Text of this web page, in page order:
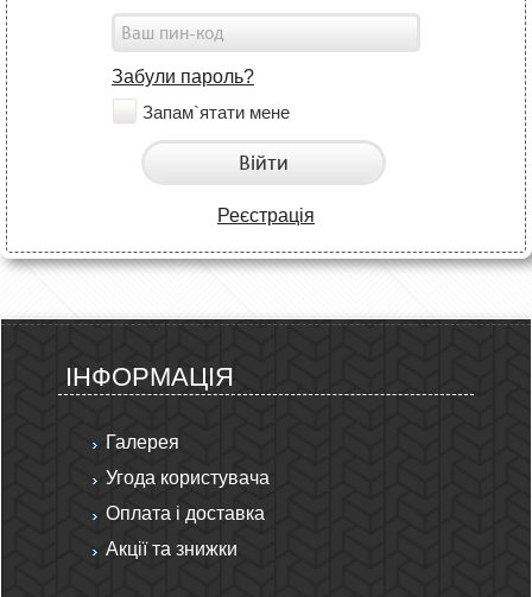
Забули пароль?
Запам`ятати мене
Війти
Реєстрація
ІНФОРМАЦІЯ
Галерея
Угода користувача
Оплата і доставка
Акції та знижки